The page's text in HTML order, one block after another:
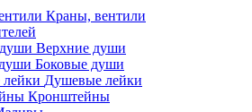
Краны, вентили
Верхние души
Боковые души
Душевые лейки
Кронштейны